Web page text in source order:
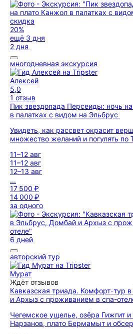
скидка
20%
ещё 3 дня
2 дня
многодневная экскурсия
Алексей
5,0
1 отзыв
Пик звездопада Персеиды: ночь
в палатках с видом на Эльбрус
Увидеть, как рассвет окрасит
множество желаний и погулять
11–12 авг
11–12 авг
12–13 авг
...
17 500 ₽
14 000 ₽
за одного
6 дней
авторский тур
Мурат
Ждёт отзывов
Кавказская триада. Комфорт-тур
и Архыз с проживанием в спа-
Чегемское ущелье, озёра Гижгит
Нарзанов, плато Бермамыт и